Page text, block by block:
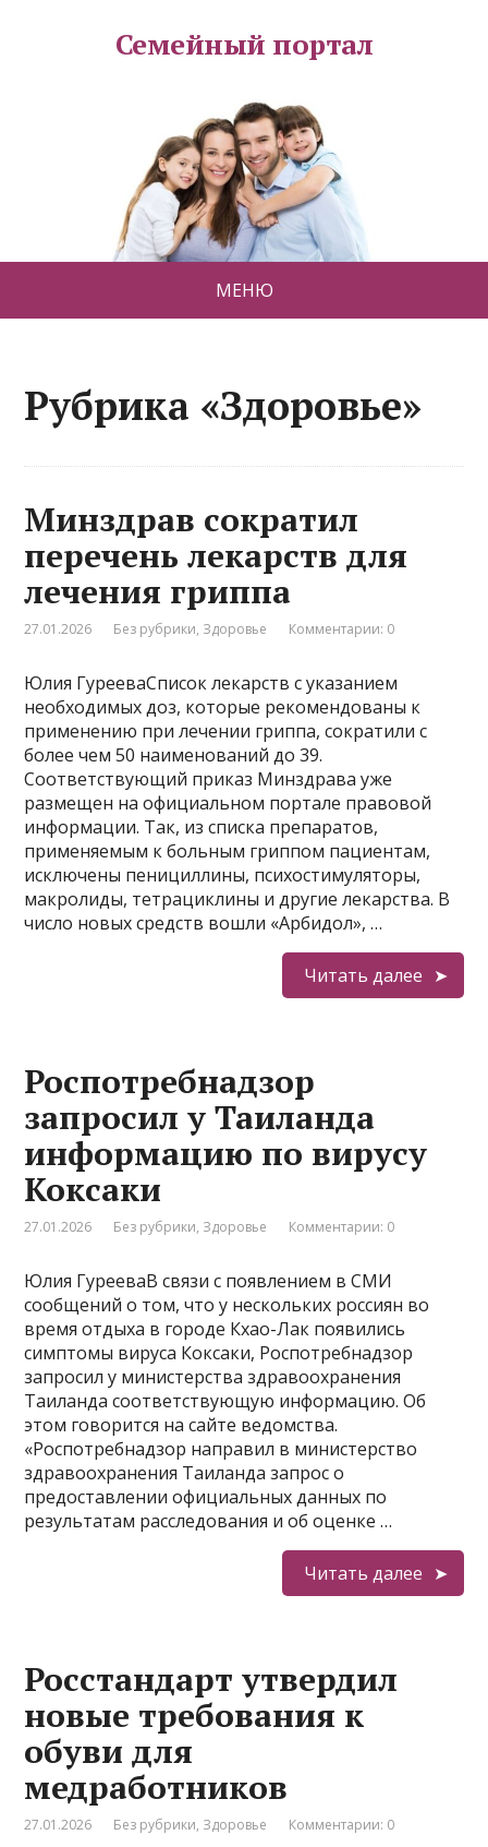
Семейный портал
МЕНЮ
Рубрика «Здоровье»
Минздрав сократил
перечень лекарств для
лечения гриппа
27.01.2026 Без рубрики, Здоровье Комментарии: 0
Юлия ГурееваСписок лекарств с указанием
необходимых доз, которые рекомендованы к
применению при лечении гриппа, сократили с
более чем 50 наименований до 39.
Соответствующий приказ Минздрава уже
размещен на официальном портале правовой
информации. Так, из списка препаратов,
применяемым к больным гриппом пациентам,
исключены пенициллины, психостимуляторы,
макролиды, тетрациклины и другие лекарства. В
число новых средств вошли «Арбидол», …
Читать далее
Роспотребнадзор
запросил у Таиланда
информацию по вирусу
Коксаки
27.01.2026 Без рубрики, Здоровье Комментарии: 0
Юлия ГурееваВ связи с появлением в СМИ
сообщений о том, что у нескольких россиян во
время отдыха в городе Кхао-Лак появились
симптомы вируса Коксаки, Роспотребнадзор
запросил у министерства здравоохранения
Таиланда соответствующую информацию. Об
этом говорится на сайте ведомства.
«Роспотребнадзор направил в министерство
здравоохранения Таиланда запрос о
предоставлении официальных данных по
результатам расследования и об оценке …
Читать далее
Росстандарт утвердил
новые требования к
обуви для
медработников
27.01.2026 Без рубрики, Здоровье Комментарии: 0